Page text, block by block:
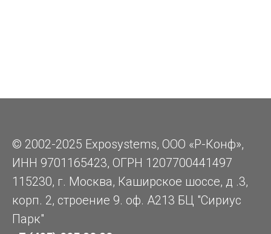
© 2002-2025 Exposystems, ООО «Р-Конф»,
ИНН 9701165423, ОГРН 1207700441497
115230, г. Москва, Каширское шоссе, д .3,
корп. 2, строение 9. оф. А213 БЦ "Сириус
Парк"